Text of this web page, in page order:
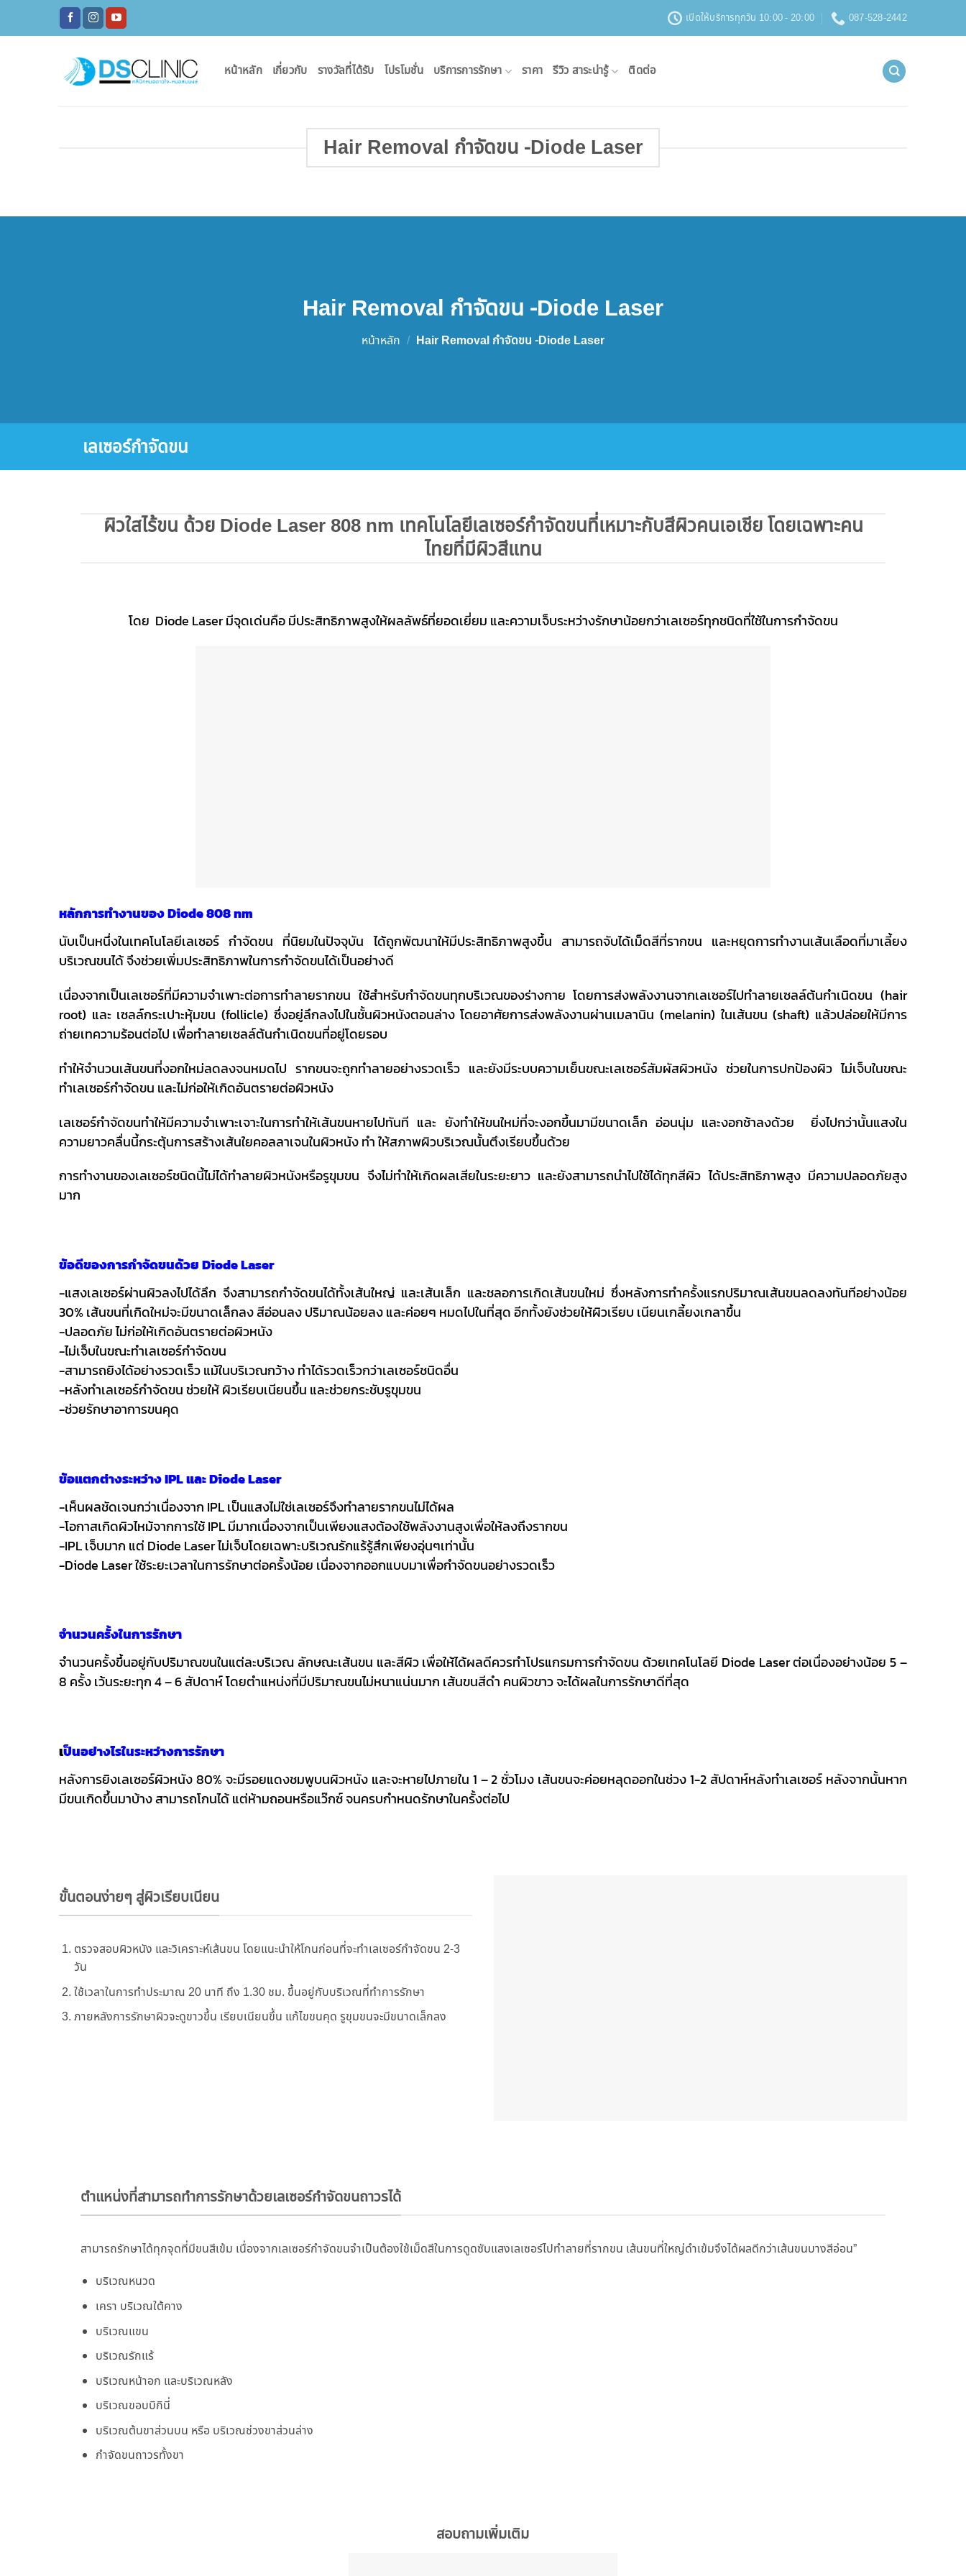
เปิดให้บริการทุกวัน 10:00 - 20:00 087-528-2442
หน้าหลัก เกี่ยวกับ รางวัลที่ได้รับ โปรโมชั่น บริการการรักษา ราคา รีวิว สาระน่ารู้ ติดต่อ
Hair Removal กำจัดขน -Diode Laser
Hair Removal กำจัดขน -Diode Laser
หน้าหลัก / Hair Removal กำจัดขน -Diode Laser
เลเซอร์กำจัดขน
ผิวใสไร้ขน ด้วย Diode Laser 808 nm เทคโนโลยีเลเซอร์กำจัดขนที่เหมาะกับสีผิวคนเอเชีย โดยเฉพาะคน
ไทยที่มีผิวสีแทน
โดย Diode Laser มีจุดเด่นคือ มีประสิทธิภาพสูงให้ผลลัพธ์ที่ยอดเยี่ยม และความเจ็บระหว่างรักษาน้อยกว่าเลเซอร์ทุกชนิดที่ใช้ในการกำจัดขน
หลักการทำงานของ Diode 808 nm
นับเป็นหนึ่งในเทคโนโลยีเลเซอร์ กำจัดขน ที่นิยมในปัจจุบัน ได้ถูกพัฒนาให้มีประสิทธิภาพสูงขึ้น สามารถจับได้เม็ดสีที่รากขน และหยุดการทำงานเส้นเลือดที่มาเลี้ยง
บริเวณขนได้ จึงช่วยเพิ่มประสิทธิภาพในการกำจัดขนได้เป็นอย่างดี
เนื่องจากเป็นเลเซอร์ที่มีความจำเพาะต่อการทำลายรากขน ใช้สำหรับกำจัดขนทุกบริเวณของร่างกาย โดยการส่งพลังงานจากเลเซอร์ไปทำลายเซลล์ต้นกำเนิดขน (hair
root) และ เซลล์กระเปาะหุ้มขน (follicle) ซึ่งอยู่ลึกลงไปในชั้นผิวหนังตอนล่าง โดยอาศัยการส่งพลังงานผ่านเมลานิน (melanin) ในเส้นขน (shaft) แล้วปล่อยให้มีการ
ถ่ายเทความร้อนต่อไป เพื่อทำลายเซลล์ต้นกำเนิดขนที่อยู่โดยรอบ
ทำให้จำนวนเส้นขนที่งอกใหม่ลดลงจนหมดไป รากขนจะถูกทำลายอย่างรวดเร็ว และยังมีระบบความเย็นขณะเลเซอร์สัมผัสผิวหนัง ช่วยในการปกป้องผิว ไม่เจ็บในขณะ
ทำเลเซอร์กำจัดขน และไม่ก่อให้เกิดอันตรายต่อผิวหนัง
เลเซอร์กำจัดขนทำให้มีความจำเพาะเจาะในการทำให้เส้นขนหายไปทันที และ ยังทำให้ขนใหม่ที่จะงอกขึ้นมามีขนาดเล็ก อ่อนนุ่ม และงอกช้าลงด้วย ยิ่งไปกว่านั้นแสงใน
ความยาวคลื่นนี้กระตุ้นการสร้างเส้นใยคอลลาเจนในผิวหนัง ทำ ให้สภาพผิวบริเวณนั้นตึงเรียบขึ้นด้วย
การทำงานของเลเซอร์ชนิดนี้ไม่ได้ทำลายผิวหนังหรือรูขุมขน จึงไม่ทำให้เกิดผลเสียในระยะยาว และยังสามารถนำไปใช้ได้ทุกสีผิว ได้ประสิทธิภาพสูง มีความปลอดภัยสูง
มาก
ข้อดีของการกำจัดขนด้วย Diode Laser
-แสงเลเซอร์ผ่านผิวลงไปได้ลึก จึงสามารถกำจัดขนได้ทั้งเส้นใหญ่ และเส้นเล็ก และชลอการเกิดเส้นขนใหม่ ซึ่งหลังการทำครั้งแรกปริมาณเส้นขนลดลงทันทีอย่างน้อย
30% เส้นขนที่เกิดใหม่จะมีขนาดเล็กลง สีอ่อนลง ปริมาณน้อยลง และค่อยๆ หมดไปในที่สุด อีกทั้งยังช่วยให้ผิวเรียบ เนียนเกลี้ยงเกลาขึ้น
-ปลอดภัย ไม่ก่อให้เกิดอันตรายต่อผิวหนัง
-ไม่เจ็บในขณะทำเลเซอร์กำจัดขน
-สามารถยิงได้อย่างรวดเร็ว แม้ในบริเวณกว้าง ทำได้รวดเร็วกว่าเลเซอร์ชนิดอื่น
-หลังทำเลเซอร์กำจัดขน ช่วยให้ ผิวเรียบเนียนขึ้น และช่วยกระชับรูขุมขน
-ช่วยรักษาอาการขนคุด
ข้อแตกต่างระหว่าง IPL และ Diode Laser
-เห็นผลชัดเจนกว่าเนื่องจาก IPL เป็นแสงไม่ใช่เลเซอร์จึงทำลายรากขนไม่ได้ผล
-โอกาสเกิดผิวไหม้จากการใช้ IPL มีมากเนื่องจากเป็นเพียงแสงต้องใช้พลังงานสูงเพื่อให้ลงถึงรากขน
-IPL เจ็บมาก แต่ Diode Laser ไม่เจ็บโดยเฉพาะบริเวณรักแร้รู้สึกเพียงอุ่นๆเท่านั้น
-Diode Laser ใช้ระยะเวลาในการรักษาต่อครั้งน้อย เนื่องจากออกแบบมาเพื่อกำจัดขนอย่างรวดเร็ว
จำนวนครั้งในการรักษา
จำนวนครั้งขึ้นอยู่กับปริมาณขนในแต่ละบริเวณ ลักษณะเส้นขน และสีผิว เพื่อให้ได้ผลดีควรทำโปรแกรมการกำจัดขน ด้วยเทคโนโลยี Diode Laser ต่อเนื่องอย่างน้อย 5 –
8 ครั้ง เว้นระยะทุก 4 – 6 สัปดาห์ โดยตำแหน่งที่มีปริมาณขนไม่หนาแน่นมาก เส้นขนสีดำ คนผิวขาว จะได้ผลในการรักษาดีที่สุด
เป็นอย่างไรในระหว่างการรักษา
หลังการยิงเลเซอร์ผิวหนัง 80% จะมีรอยแดงชมพูบนผิวหนัง และจะหายไปภายใน 1 – 2 ชั่วโมง เส้นขนจะค่อยหลุดออกในช่วง 1-2 สัปดาห์หลังทำเลเซอร์ หลังจากนั้นหาก
มีขนเกิดขึ้นมาบ้าง สามารถโกนได้ แต่ห้ามถอนหรือแว๊กซ์ จนครบกำหนดรักษาในครั้งต่อไป
ขั้นตอนง่ายๆ สู่ผิวเรียบเนียน
ตรวจสอบผิวหนัง และวิเคราะห์เส้นขน โดยแนะนำให้โกนก่อนที่จะทำเลเซอร์กำจัดขน 2-3
วัน
ใช้เวลาในการทำประมาณ 20 นาที ถึง 1.30 ชม. ขึ้นอยู่กับบริเวณที่ทำการรักษา
ภายหลังการรักษาผิวจะดูขาวขึ้น เรียบเนียนขึ้น แก้ไขขนคุด รูขุมขนจะมีขนาดเล็กลง
ตำแหน่งที่สามารถทำการรักษาด้วยเลเซอร์กำจัดขนถาวรได้
สามารถรักษาได้ทุกจุดที่มีขนสีเข้ม เนื่องจากเลเซอร์กำจัดขนจำเป็นต้องใช้เม็ดสีในการดูดซับแสงเลเซอร์ไปทำลายที่รากขน เส้นขนที่ใหญ่ดำเข้มจึงได้ผลดีกว่าเส้นขนบางสีอ่อน”
บริเวณหนวด
เครา บริเวณใต้คาง
บริเวณแขน
บริเวณรักแร้
บริเวณหน้าอก และบริเวณหลัง
บริเวณขอบบิกินี่
บริเวณต้นขาส่วนบน หรือ บริเวณช่วงขาส่วนล่าง
กำจัดขนถาวรทั้งขา
สอบถามเพิ่มเติม